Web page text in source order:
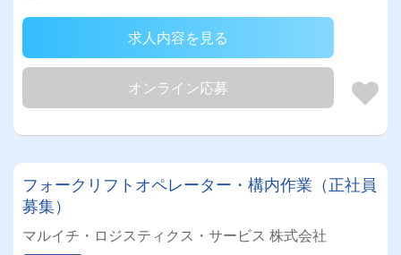
求人内容を見る
オンライン応募
フォークリフトオペレーター・構内作業（正社員
募集）
マルイチ・ロジスティクス・サービス 株式会社